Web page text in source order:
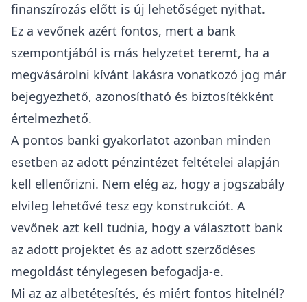
finanszírozás előtt is új lehetőséget nyithat.
Ez a vevőnek azért fontos, mert a bank
szempontjából is más helyzetet teremt, ha a
megvásárolni kívánt lakásra vonatkozó jog már
bejegyezhető, azonosítható és biztosítékként
értelmezhető.
A pontos banki gyakorlatot azonban minden
esetben az adott pénzintézet feltételei alapján
kell ellenőrizni. Nem elég az, hogy a jogszabály
elvileg lehetővé tesz egy konstrukciót. A
vevőnek azt kell tudnia, hogy a választott bank
az adott projektet és az adott szerződéses
megoldást ténylegesen befogadja-e.
Mi az az albetétesítés, és miért fontos hitelnél?